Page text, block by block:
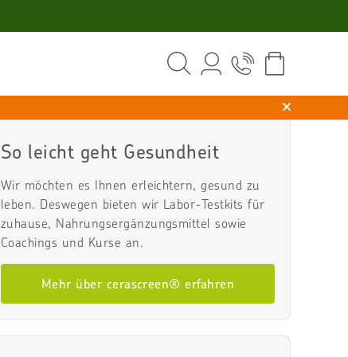
So leicht geht Gesundheit
Wir möchten es Ihnen erleichtern, gesund zu
leben. Deswegen bieten wir Labor-Testkits für
zuhause, Nahrungsergänzungsmittel sowie
Coachings und Kurse an.
Mehr über cerascreen® erfahren